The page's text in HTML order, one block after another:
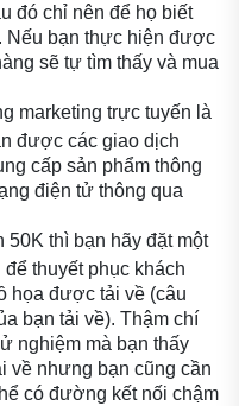
đó chỉ nên để họ biết
Nếu bạn thực hiện được
sẽ tự tìm thấy và mua
marketing trực tuyến là
được các giao dịch
cấp sản phẩm thông
điện tử thông qua
thì bạn hãy đặt một
thuyết phục khách
họa được tải về (câu
bạn tải về). Thậm chí
nghiệm mà bạn thấy
về nhưng bạn cũng cần
có đường kết nối chậm